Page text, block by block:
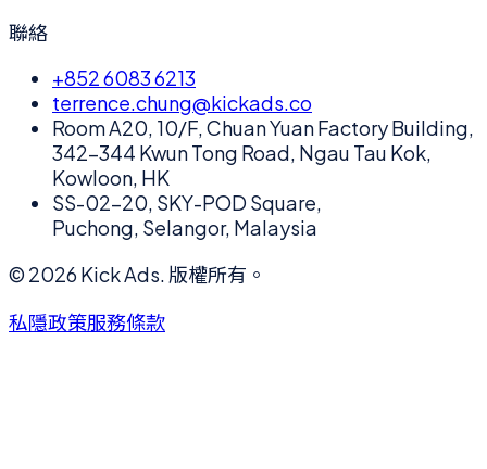
聯絡
+852 6083 6213
terrence.chung@kickads.co
Room A20, 10/F, Chuan Yuan Factory Building,
342-344 Kwun Tong Road, Ngau Tau Kok,
Kowloon, HK
SS-02-20, SKY-POD Square,
Puchong, Selangor, Malaysia
© 2026 Kick Ads. 版權所有。
私隱政策服務條款